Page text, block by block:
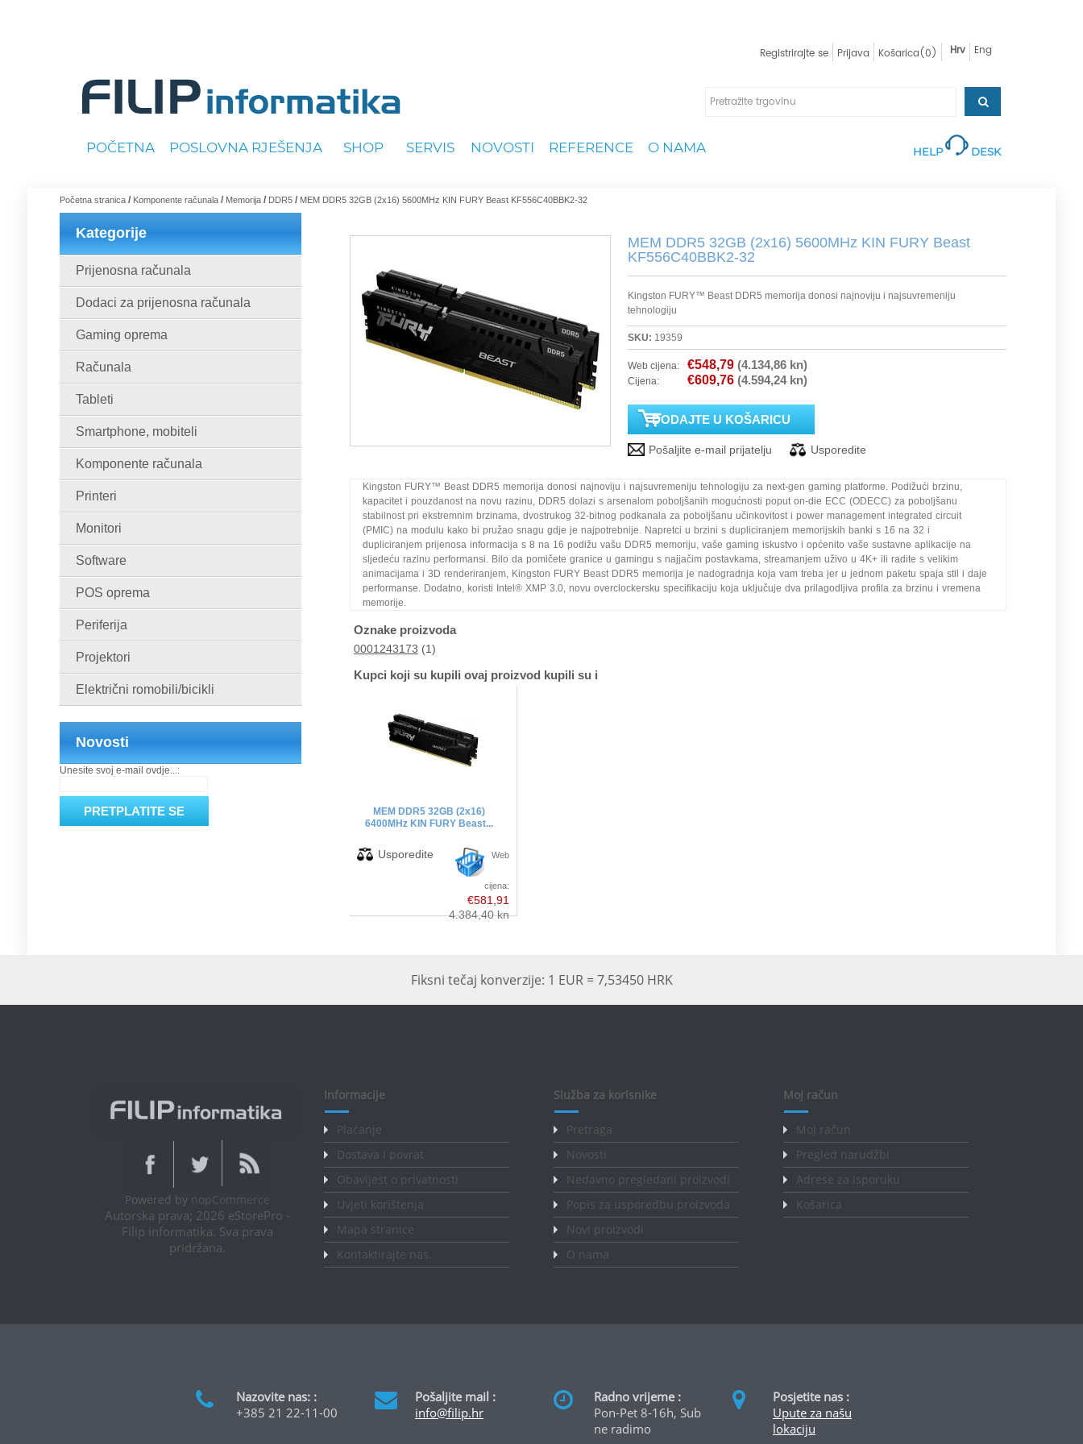
Registrirajte se Prijava Košarica(0) Hrv Eng
POČETNA POSLOVNA RJEŠENJA SHOP SERVIS NOVOSTI REFERENCE O NAMA HELP DESK
Početna stranica / Komponente računala / Memorija / DDR5 / MEM DDR5 32GB (2x16) 5600MHz KIN FURY Beast KF556C40BBK2-32
Kategorije
Prijenosna računala
Dodaci za prijenosna računala
Gaming oprema
Računala
Tableti
Smartphone, mobiteli
Komponente računala
Printeri
Monitori
Software
POS oprema
Periferija
Projektori
Električni romobili/bicikli
Novosti
Unesite svoj e-mail ovdje...:
MEM DDR5 32GB (2x16) 5600MHz KIN FURY Beast
KF556C40BBK2-32
Kingston FURY™ Beast DDR5 memorija donosi najnoviju i najsuvremeniju
tehnologiju
SKU: 19359
Web cijena: €548,79 (4.134,86 kn)
Cijena: €609,76 (4.594,24 kn)
Kingston FURY™ Beast DDR5 memorija donosi najnoviju i najsuvremeniju tehnologiju za next-gen gaming platforme. Podižući brzinu,
kapacitet i pouzdanost na novu razinu, DDR5 dolazi s arsenalom poboljšanih mogućnosti poput on-die ECC (ODECC) za poboljšanu
stabilnost pri ekstremnim brzinama, dvostrukog 32-bitnog podkanala za poboljšanu učinkovitost i power management integrated circuit
(PMIC) na modulu kako bi pružao snagu gdje je najpotrebnije. Napretci u brzini s dupliciranjem memorijskih banki s 16 na 32 i
dupliciranjem prijenosa informacija s 8 na 16 podižu vašu DDR5 memoriju, vaše gaming iskustvo i općenito vaše sustavne aplikacije na
sljedeću razinu performansi. Bilo da pomičete granice u gamingu s najjačim postavkama, streamanjem uživo u 4K+ ili radite s velikim
animacijama i 3D renderiranjem, Kingston FURY Beast DDR5 memorija je nadogradnja koja vam treba jer u jednom paketu spaja stil i daje
performanse. Dodatno, koristi Intel® XMP 3.0, novu overclockersku specifikaciju koja uključuje dva prilagodljiva profila za brzinu i vremena
memorije.
Oznake proizvoda
0001243173 (1)
Kupci koji su kupili ovaj proizvod kupili su i
MEM DDR5 32GB (2x16)
6400MHz KIN FURY Beast...
Web
cijena:
€581,91
4.384,40 kn
Fiksni tečaj konverzije: 1 EUR = 7,53450 HRK
Powered by nopCommerce
Autorska prava; 2026 eStorePro -
Filip informatika. Sva prava
pridržana.
Informacije
Plaćanje
Dostava i povrat
Obavijest o privatnosti
Uvjeti korištenja
Mapa stranice
Kontaktirajte nas.
Služba za korisnike
Pretraga
Novosti
Nedavno pregledani proizvodi
Popis za usporedbu proizvoda
Novi proizvodi
O nama
Moj račun
Moj račun
Pregled narudžbi
Adrese za isporuku
Košarica
Nazovite nas: :
+385 21 22-11-00
Pošaljite mail :
info@filip.hr
Radno vrijeme :
Pon-Pet 8-16h, Sub
ne radimo
Posjetite nas :
Upute za našu
lokaciju